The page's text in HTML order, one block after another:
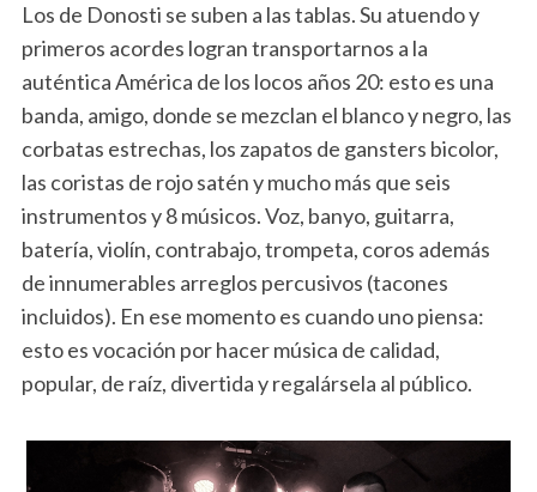
Los de Donosti se suben a las tablas. Su atuendo y
primeros acordes logran transportarnos a la
auténtica América de los locos años 20: esto es una
banda, amigo, donde se mezclan el blanco y negro, las
corbatas estrechas, los zapatos de gansters bicolor,
las coristas de rojo satén y mucho más que seis
instrumentos y 8 músicos. Voz, banyo, guitarra,
batería, violín, contrabajo, trompeta, coros además
de innumerables arreglos percusivos (tacones
incluidos). En ese momento es cuando uno piensa:
esto es vocación por hacer música de calidad,
popular, de raíz, divertida y regalársela al público.